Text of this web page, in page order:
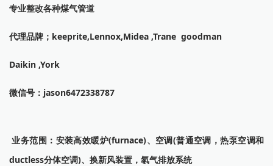
专业整改各种煤气管道
代理品牌；keeprite,Lennox,Midea ,Trane goodman
Daikin ,York
微信号：jason6472338787
业务范围：安装高效暖炉(furnace)、空调(普通空调，热泵空调和
ductless分体空调)、换新风装置，氡气排放系统